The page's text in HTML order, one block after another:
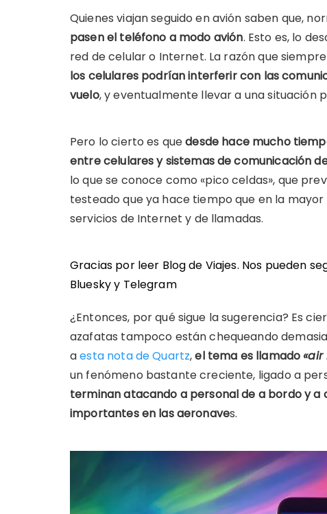
Quienes viajan seguido en avión saben que,
pasen el teléfono a modo avión. Esto es, lo
red de celular o Internet. La razón que
los celulares podrían interferir con las
vuelo, y eventualmente llevar a una situación
Pero lo cierto es quedesde hace mucho
entre celulares y sistemas de comunicación
lo que se conoce como «pico celdas», que
testeado que ya hace tiempo que en la
servicios de Internet y de llamadas.
Gracias por leer Blog de Viajes. Nos pueden
Blueskyy Telegram
¿Entonces, por qué sigue la sugerencia? Es
azafatas tampoco están chequeando
aesta nota de Quartz,el tema es llamado«air
un fenómeno bastante creciente, ligado a
terminan atacando a personal de a bordo y a
importantes en las aeronaves.